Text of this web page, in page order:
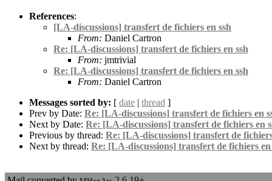
References:
[LA-discussions] transfert de fichiers en ssh
From: Daniel Cartron
Re: [LA-discussions] transfert de fichiers en ssh
From: jmtrivial
Re: [LA-discussions] transfert de fichiers en ssh
From: Daniel Cartron
Messages sorted by: [ date | thread ]
Prev by Date: Re: [LA-discussions] transfert de fichiers en
Next by Date: Re: [LA-discussions] transfert de fichiers en
Previous by thread: Re: [LA-discussions] transfert de
Next by thread: Re: [LA-discussions] transfert de fichiers en